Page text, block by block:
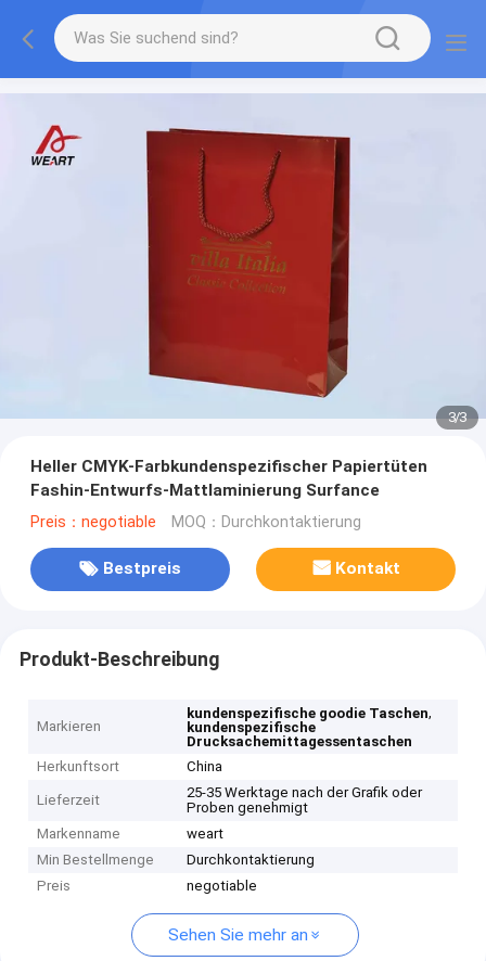
1/3
Heller CMYK-Farbkundenspezifischer Papiertüten
Fashin-Entwurfs-Mattlaminierung Surfance
Preis：negotiable MOQ：Durchkontaktierung
Bestpreis Kontakt
Produkt-Beschreibung
Markieren
kundenspezifische goodie Taschen,
kundenspezifische
Drucksachemittagessentaschen
Herkunftsort
China
Lieferzeit
25-35 Werktage nach der Grafik oder
Proben genehmigt
Markenname
weart
Min Bestellmenge
Durchkontaktierung
Preis
negotiable
Sehen Sie mehr an